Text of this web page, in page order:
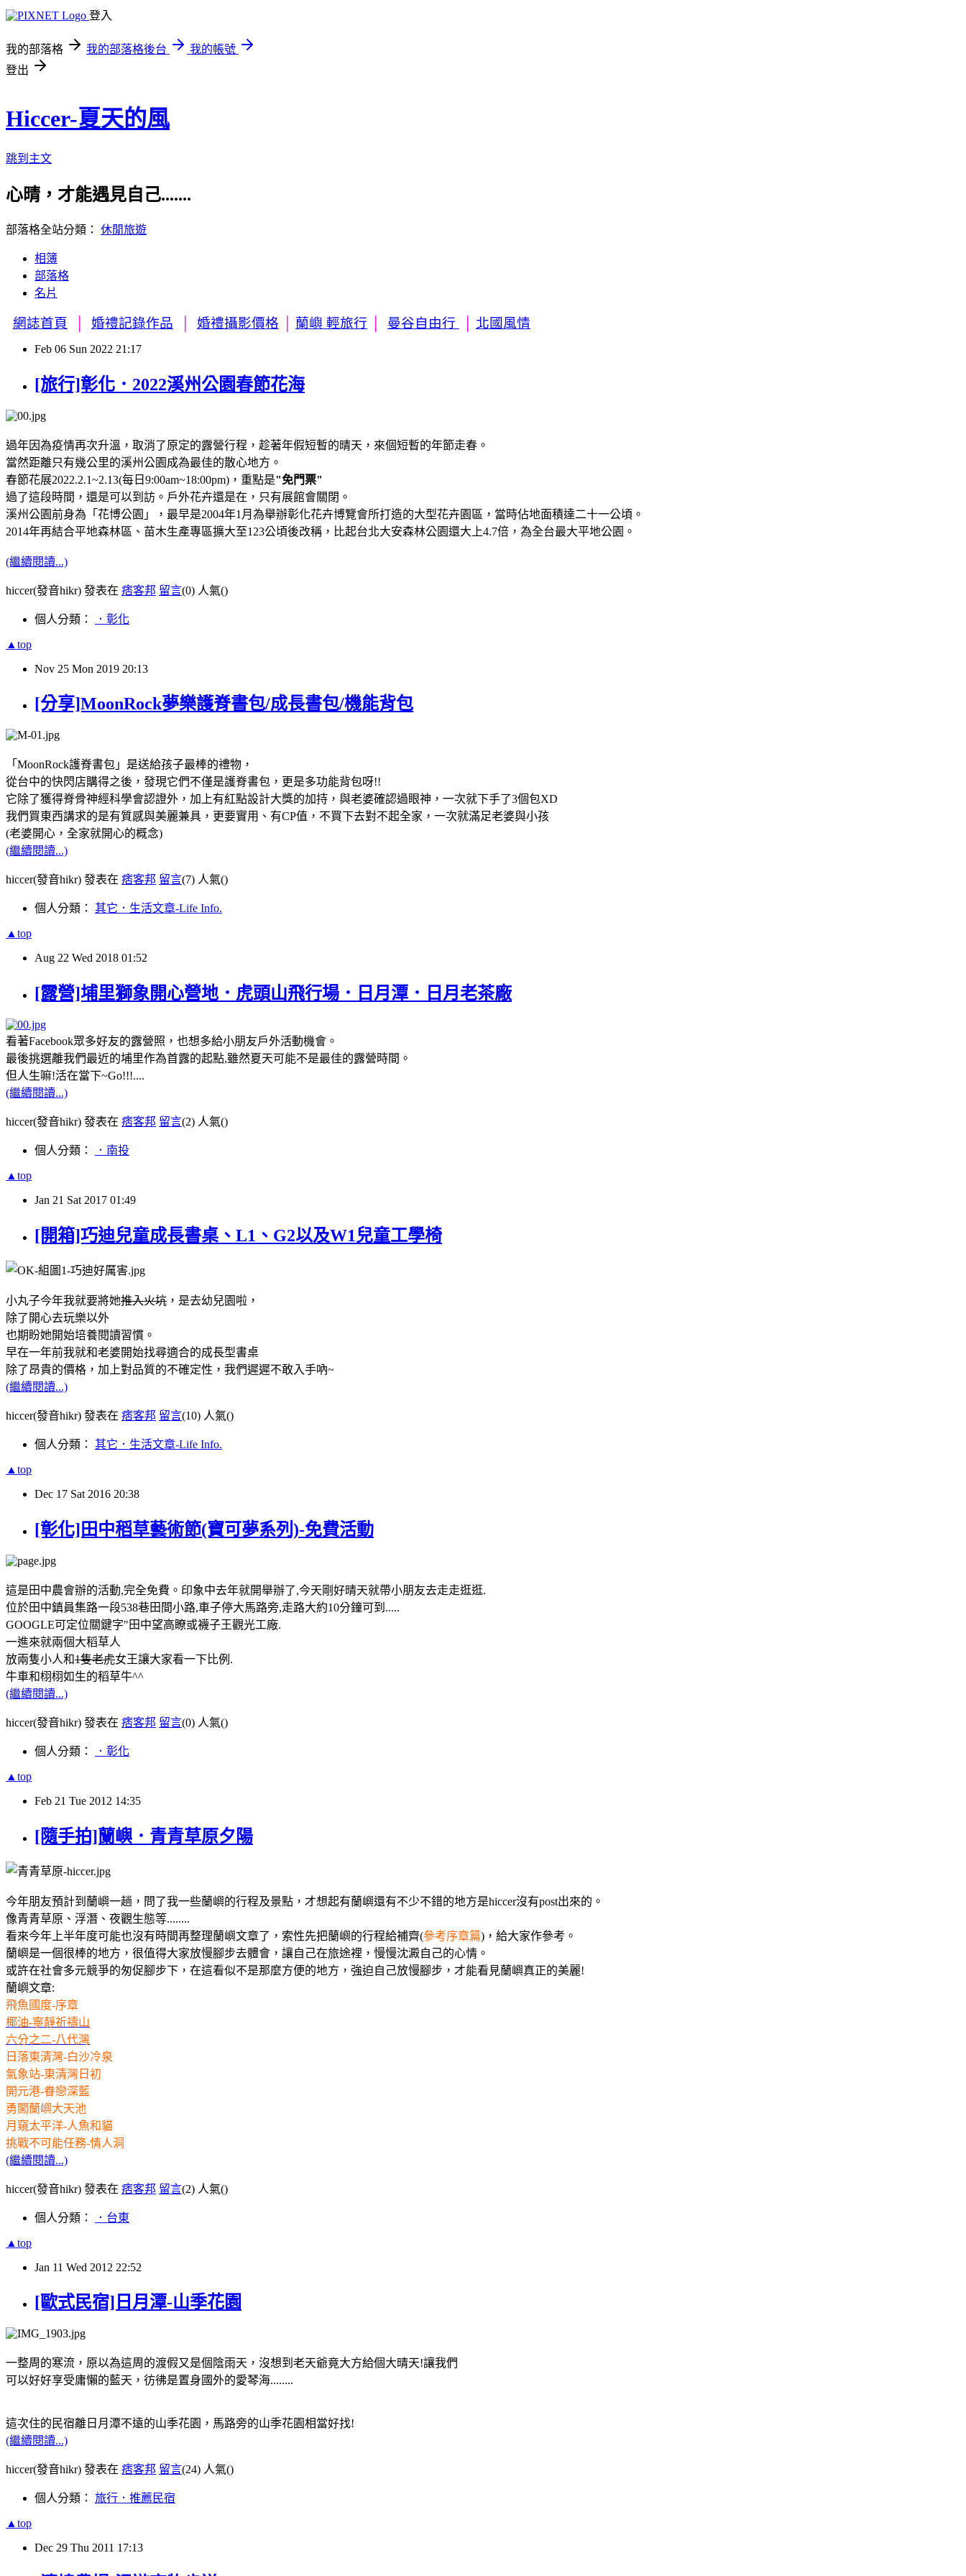
登入
我的部落格 我的部落格後台
我的帳號
登出
Hiccer-夏天的風
跳到主文
心晴，才能遇見自己.......
部落格全站分類： 休閒旅遊
相簿
部落格
名片
網誌首頁 婚禮記錄作品 婚禮攝影價格 蘭嶼 輕旅行 曼谷自由行 北國風情
Feb 06 Sun 2022 21:17
[旅行]彰化．2022溪州公園春節花海
過年因為疫情再次升溫，取消了原定的露營行程，趁著年假短暫的晴天，來個短暫的年節走春。
當然距離只有幾公里的溪州公園成為最佳的散心地方。
春節花展2022.2.1~2.13(每日9:00am~18:00pm)，重點是"免門票"
過了這段時間，還是可以到訪。戶外花卉還是在，只有展館會關閉。
溪州公園前身為「花博公園」，最早是2004年1月為舉辦彰化花卉博覽會所打造的大型花卉園區，當時佔地面積達二十一公頃。
2014年再結合平地森林區、苗木生產專區擴大至123公頃後改稱，比起台北大安森林公園還大上4.7倍，為全台最大平地公園。
(繼續閱讀...)
hiccer(發音hikr) 發表在 痞客邦 留言(0) 人氣()
個人分類： ．彰化
▲top
Nov 25 Mon 2019 20:13
[分享]MoonRock夢樂護脊書包/成長書包/機能背包
「MoonRock護脊書包」是送給孩子最棒的禮物，
從台中的快閃店購得之後，發現它們不僅是護脊書包，更是多功能背包呀!!
它除了獲得脊骨神經科學會認證外，加上有紅點設計大獎的加持，與老婆確認過眼神，一次就下手了3個包XD
我們買東西講求的是有質感與美麗兼具，更要實用、有CP值，不買下去對不起全家，一次就滿足老婆與小孩
(老婆開心，全家就開心的概念)
(繼續閱讀...)
hiccer(發音hikr) 發表在 痞客邦 留言(7) 人氣()
個人分類： 其它．生活文章-Life Info.
▲top
Aug 22 Wed 2018 01:52
[露營]埔里獅象開心營地．虎頭山飛行場．日月潭．日月老茶廠
看著Facebook眾多好友的露營照，也想多給小朋友戶外活動機會。
最後挑選離我們最近的埔里作為首露的起點,雖然夏天可能不是最佳的露營時間。
但人生嘛!活在當下~Go!!!....
(繼續閱讀...)
hiccer(發音hikr) 發表在 痞客邦 留言(2) 人氣()
個人分類： ．南投
▲top
Jan 21 Sat 2017 01:49
[開箱]巧迪兒童成長書桌、L1、G2以及W1兒童工學椅
小丸子今年我就要將她推入火坑 ，是去幼兒園啦，
除了開心去玩樂以外
也期盼她開始培養閱讀習慣。
早在一年前我就和老婆開始找尋適合的成長型書桌
除了昂貴的價格，加上對品質的不確定性，我們遲遲不敢入手吶~
(繼續閱讀...)
hiccer(發音hikr) 發表在 痞客邦 留言(10) 人氣()
個人分類： 其它．生活文章-Life Info.
▲top
Dec 17 Sat 2016 20:38
[彰化]田中稻草藝術節(寶可夢系列)-免費活動
這是田中農會辦的活動,完全免費。印象中去年就開舉辦了,今天剛好晴天就帶小朋友去走走逛逛.
位於田中鎮員集路一段538巷田間小路,車子停大馬路旁,走路大約10分鐘可到.....
GOOGLE可定位關鍵字"田中望高瞭或襪子王觀光工廠.
一進來就兩個大稻草人
放兩隻小人和1隻老虎女王讓大家看一下比例.
牛車和栩栩如生的稻草牛^^
(繼續閱讀...)
hiccer(發音hikr) 發表在 痞客邦 留言(0) 人氣()
個人分類： ．彰化
▲top
Feb 21 Tue 2012 14:35
[隨手拍]蘭嶼．青青草原夕陽
今年朋友預計到蘭嶼一趟，問了我一些蘭嶼的行程及景點，才想起有蘭嶼還有不少不錯的地方是hiccer沒有post出來的。
像青青草原、浮潛、夜觀生態等........
看來今年上半年度可能也沒有時間再整理蘭嶼文章了，索性先把蘭嶼的行程給補齊(參考序章篇)，給大家作參考。
蘭嶼是一個很棒的地方，很值得大家放慢腳步去體會，讓自己在旅途裡，慢慢沈澱自己的心情。
或許在社會多元競爭的匆促腳步下，在這看似不是那麼方便的地方，強迫自己放慢腳步，才能看見蘭嶼真正的美麗!
蘭嶼文章:
飛魚國度-序章
椰油-寧靜祈禱山
六分之二-八代灣
日落東清灣-白沙冷泉
氣象站-東清灣日初
開元港-眷戀深藍
勇闖蘭嶼大天池
月窺太平洋-人魚和貓
挑戰不可能任務-情人洞
(繼續閱讀...)
hiccer(發音hikr) 發表在 痞客邦 留言(2) 人氣()
個人分類： ．台東
▲top
Jan 11 Wed 2012 22:52
[歐式民宿]日月潭-山季花園
一整周的寒流，原以為這周的渡假又是個陰雨天，沒想到老天爺竟大方給個大晴天!讓我們
可以好好享受庸懶的藍天，彷彿是置身國外的愛琴海........
這次住的民宿離日月潭不遠的山季花園，馬路旁的山季花園相當好找!
(繼續閱讀...)
hiccer(發音hikr) 發表在 痞客邦 留言(24) 人氣()
個人分類： 旅行．推薦民宿
▲top
Dec 29 Thu 2011 17:13